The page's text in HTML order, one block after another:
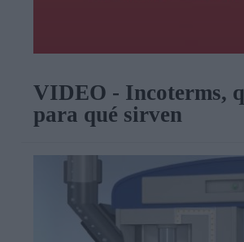
VIDEO - Incoterms,
para qué sirven